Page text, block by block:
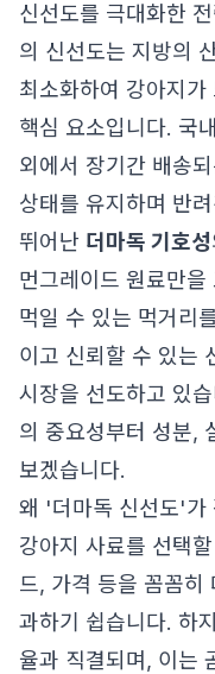
신선도를 극대화한
의 신선도는 지방의
최소화하여 강아지
핵심 요소입니다. 국
외에서 장기간 배송
상태를 유지하며 반
뛰어난 더마독 기호성
먼그레이드 원료만
먹일 수 있는 먹거리
이고 신뢰할 수 있는
시장을 선도하고 있
의 중요성부터 성분,
보겠습니다.
왜 '더마독 신선도'가
강아지 사료를 선택
드, 가격 등을 꼼꼼
과하기 쉽습니다. 하
율과 직결되며, 이는